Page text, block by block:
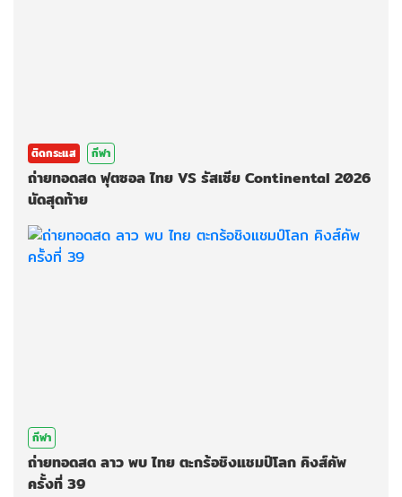
ติดกระแส กีฬา
ถ่ายทอดสด ฟุตซอล ไทย VS รัสเซีย Continental 2026
นัดสุดท้าย
กีฬา
ถ่ายทอดสด ลาว พบ ไทย ตะกร้อชิงแชมป์โลก คิงส์คัพ
ครั้งที่ 39